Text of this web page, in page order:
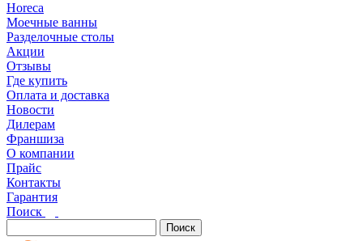
Horeca
Моечные ванны
Разделочные столы
Акции
Отзывы
Где купить
Оплата и доставка
Новости
Дилерам
Франшиза
О компании
Прайс
Контакты
Гарантия
Поиск
Поиск